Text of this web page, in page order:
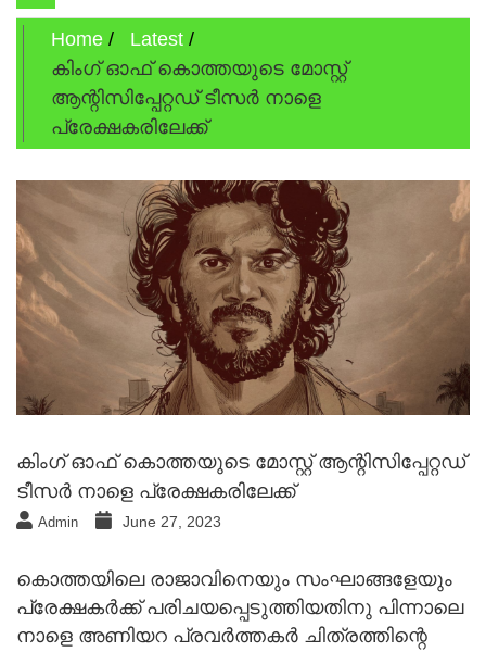
navigation
Home
Latest
കിംഗ് ഓഫ് കൊത്തയുടെ മോസ്റ്റ്
ആന്റിസിപ്പേറ്റഡ് ടീസർ നാളെ
പ്രേക്ഷകരിലേക്ക്
കിംഗ് ഓഫ് കൊത്തയുടെ മോസ്റ്റ് ആന്റിസിപ്പേറ്റഡ്
ടീസർ നാളെ പ്രേക്ഷകരിലേക്ക്
Admin June 27, 2023
കൊത്തയിലെ രാജാവിനെയും സംഘാങ്ങളേയും
പ്രേക്ഷകർക്ക് പരിചയപ്പെടുത്തിയതിനു പിന്നാലെ
നാളെ അണിയറ പ്രവർത്തകർ ചിത്രത്തിന്റെ